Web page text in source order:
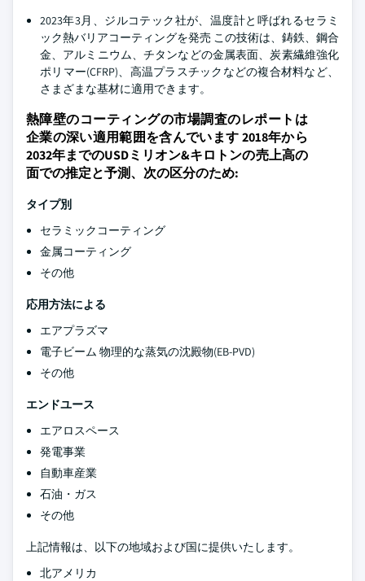
2023年3月、ジルコテック社が、温度計と呼ばれるセラミ
ック熱バリアコーティングを発売 この技術は、鋳鉄、鋼合
金、アルミニウム、チタンなどの金属表面、炭素繊維強化
ポリマー(CFRP)、高温プラスチックなどの複合材料など、
さまざまな基材に適用できます。
熱障壁のコーティングの市場調査のレポートは
企業の深い適用範囲を含んでいます 2018年から
2032年までのUSDミリオン&キロトンの売上高の
面での推定と予測、次の区分のため:
タイプ別
セラミックコーティング
金属コーティング
その他
応用方法による
エアプラズマ
電子ビーム 物理的な蒸気の沈殿物(EB-PVD)
その他
エンドユース
エアロスペース
発電事業
自動車産業
石油・ガス
その他
上記情報は、以下の地域および国に提供いたします。
北アメリカ